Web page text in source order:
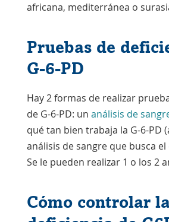
africana, mediterránea o
Pruebas de
G-6-PD
Hay 2 formas de realizar
de G-6-PD: un análisis de
qué tan bien trabaja la G-6-PD
análisis de sangre que busca
Se le pueden realizar 1 o los 2
Cómo controlar